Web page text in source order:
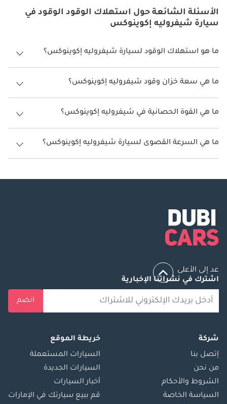
الأسئلة الشائعة حول استهلاك الوقود الوقود في
سيارة شيفروليه إكوينوكس
ما هو استهلاك الوقود لسيارة شيفروليه إكوينوكس؟
يتراوح استهلاك الوقود لسيارة شيفروليه إكوينوكس بين 13.5 كم/ليتر - 14.9
كم/ليتر.
ما هي سعة خزان وقود شيفروليه إكوينوكس؟
سعة خزان وقود شيفروليه إكوينوكس 56 ليتر - 59 ليتر.
ما هي القوة الحصانية في شيفروليه إكوينوكس؟
تنتج شيفروليه إكوينوكس قوة 170 حصان - 252 حصان.
ما هي السرعة القصوى لسيارة شيفروليه إكوينوكس؟
السرعة القصوى لسيارة شيفروليه إكوينوكس هي 190 كم/الساعة - 200 كم/
عد إلى الأعلى
اشترك في نشراتنا الإخبارية
انضم
شركة
إتصل بنا
من نحن
الشروط والأحكام
السياسة الخاصة
خريطة الموقع
السيارات المستعملة
السيارات الجديدة
أخبار السيارات
قم ببيع سيارتك في الإمارات